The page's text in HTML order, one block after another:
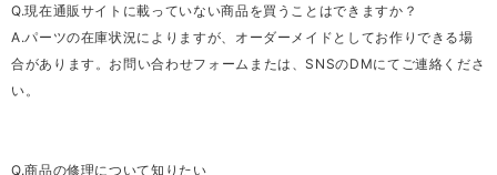
Q.現在通販サイトに載っていない商品を買うことはできますか？
A.パーツの在庫状況によりますが、オーダーメイドとしてお作りできる場
合があります。お問い合わせフォームまたは、SNSのDMにてご連絡くださ
い。
Q.商品の修理について知りたい